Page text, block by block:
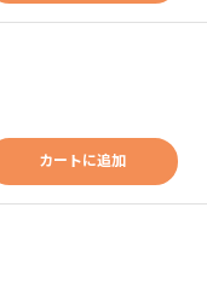
カートに追加